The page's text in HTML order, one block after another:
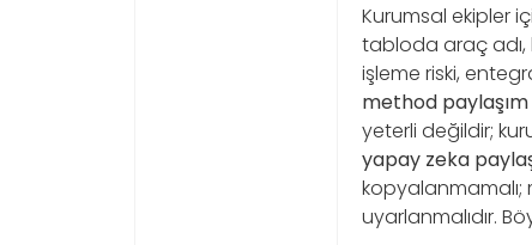
Kurumsal ekipler
tabloda araç adı,
işleme riski,
method paylaşım
yeterli değildir;
yapay zeka
kopyalanmamalı;
uyarlanmalıdır.